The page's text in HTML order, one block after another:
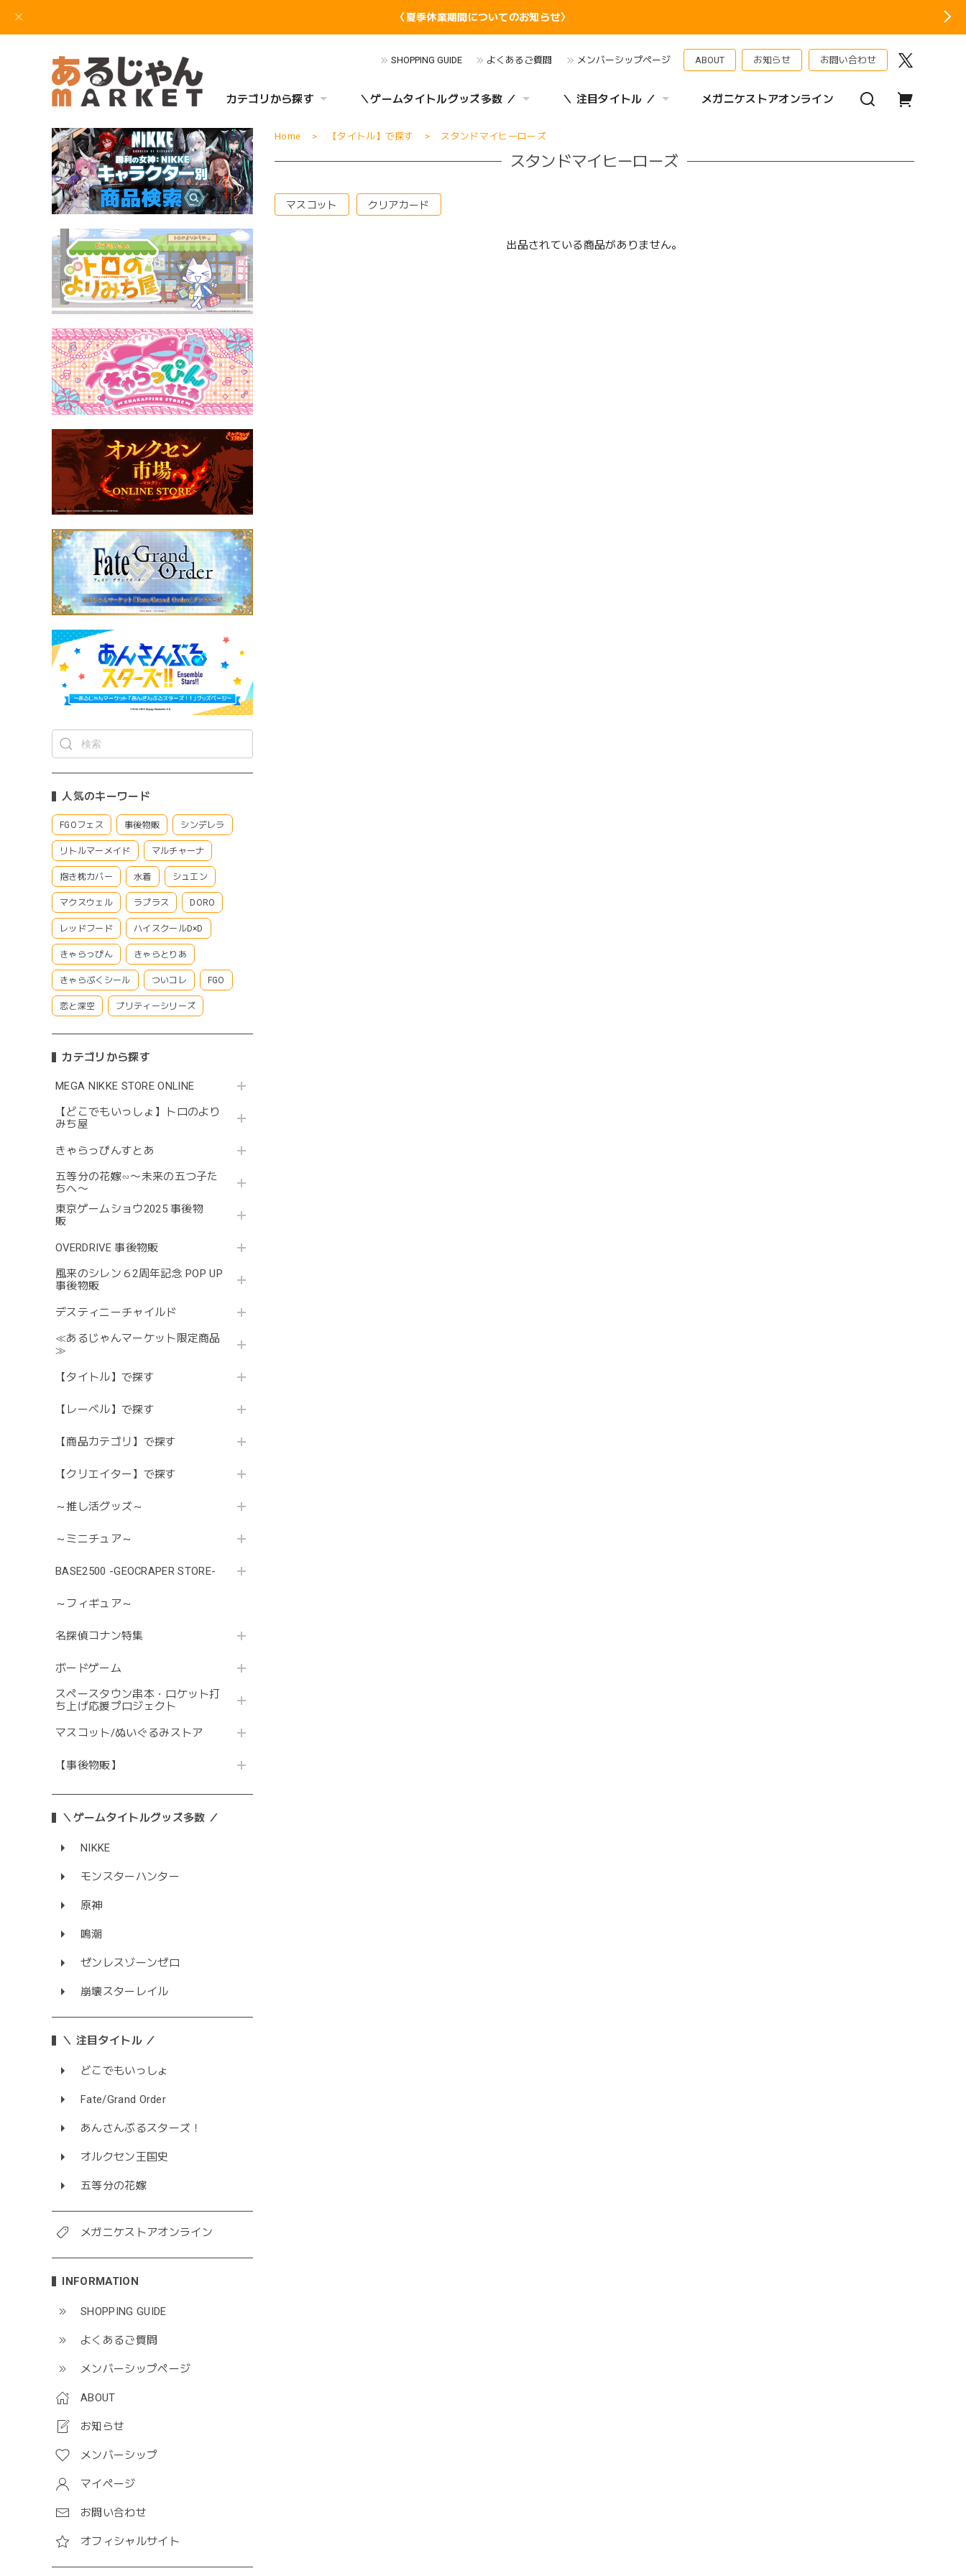
〈夏季休業期間についてのお知らせ〉
SHOPPING GUIDE よくあるご質問 メンバーシップページ ABOUT お知らせ お問い合わせ
カテゴリから探す ＼ゲームタイトルグッズ多数 ／ ＼ 注目タイトル ／ メガニケストアオンライン
人気のキーワード
FGOフェス 事後物販 シンデレラ
リトルマーメイド マルチャーナ
抱き枕カバー 水着 シュエン
マクスウェル ラプラス DORO
レッドフード ハイスクールD×D
きゃらっぴん きゃらとりあ
きゃらぷくシール ついコレ FGO
恋と深空 プリティーシリーズ
カテゴリから探す
MEGA NIKKE STORE ONLINE
【どこでもいっしょ】トロのより
みち屋
きゃらっぴんすとあ
五等分の花嫁∽〜未来の五つ子た
ちへ〜
東京ゲームショウ2025 事後物
販
OVERDRIVE 事後物販
風来のシレン６2周年記念 POP UP
事後物販
デスティニーチャイルド
≪あるじゃんマーケット限定商品
≫
【タイトル】で探す
【レーベル】で探す
【商品カテゴリ】で探す
【クリエイター】で探す
～推し活グッズ～
～ミニチュア～
BASE2500 -GEOCRAPER STORE-
～フィギュア～
名探偵コナン特集
ボードゲーム
スペースタウン串本・ロケット打
ち上げ応援プロジェクト
マスコット/ぬいぐるみストア
【事後物販】
＼ゲームタイトルグッズ多数 ／
NIKKE
モンスターハンター
原神
鳴潮
ゼンレスゾーンゼロ
崩壊スターレイル
＼ 注目タイトル ／
どこでもいっしょ
Fate/Grand Order
あんさんぶるスターズ！
オルクセン王国史
五等分の花嫁
メガニケストアオンライン
INFORMATION
SHOPPING GUIDE
よくあるご質問
メンバーシップページ
ABOUT
お知らせ
メンバーシップ
マイページ
お問い合わせ
オフィシャルサイト
Home 【タイトル】で探す スタンドマイヒーローズ
スタンドマイヒーローズ
マスコット クリアカード
出品されている商品がありません。